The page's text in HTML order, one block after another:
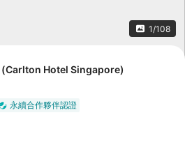
1/108
(Carlton Hotel Singapore)
永續合作夥伴認證